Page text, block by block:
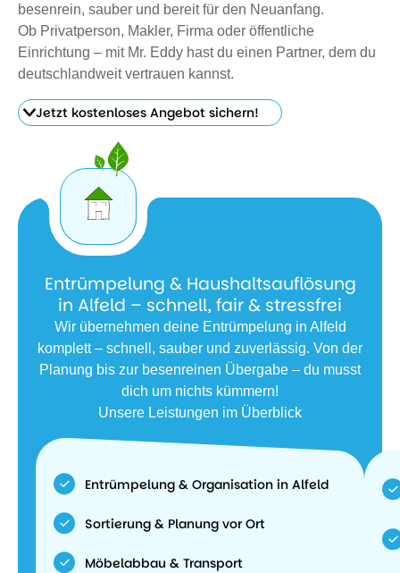
besenrein, sauber und bereit für den Neuanfang.
Ob Privatperson, Makler, Firma oder öffentliche
Einrichtung – mit Mr. Eddy hast du einen Partner, dem du
deutschlandweit vertrauen kannst.
Jetzt kostenloses Angebot sichern!
kostenloses
Entrümpelung & Haushaltsauflösung
in Alfeld – schnell, fair & stressfrei
Wir übernehmen deine Entrümpelung in Alfeld
komplett – schnell, sauber und zuverlässig. Von der
Planung bis zur besenreinen Übergabe – du musst
dich um nichts kümmern!
Unsere Leistungen im Überblick
Entrümpelung & Organisation in Alfeld
Sortierung & Planung vor Ort
Möbelabbau & Transport